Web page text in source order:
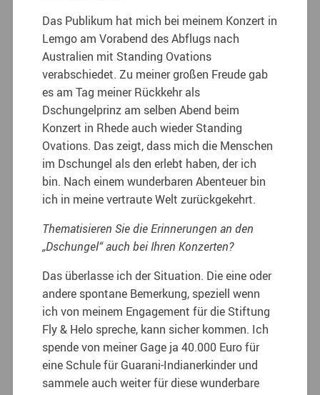
Das Publikum hat mich bei meinem Konzert in
Lemgo am Vorabend des Abflugs nach
Australien mit Standing Ovations
verabschiedet. Zu meiner großen Freude gab
es am Tag meiner Rückkehr als
Dschungelprinz am selben Abend beim
Konzert in Rhede auch wieder Standing
Ovations. Das zeigt, dass mich die Menschen
im Dschungel als den erlebt haben, der ich
bin. Nach einem wunderbaren Abenteuer bin
ich in meine vertraute Welt zurückgekehrt.
Thematisieren Sie die Erinnerungen an den
„Dschungel“ auch bei Ihren Konzerten?
Das überlasse ich der Situation. Die eine oder
andere spontane Bemerkung, speziell wenn
ich von meinem Engagement für die Stiftung
Fly & Helo spreche, kann sicher kommen. Ich
spende von meiner Gage ja 40.000 Euro für
eine Schule für Guarani-Indianerkinder und
sammele auch weiter für diese wunderbare